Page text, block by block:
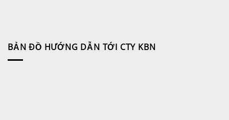
BẢN ĐỒ HƯỚNG DẪN TỚI CTY KBN